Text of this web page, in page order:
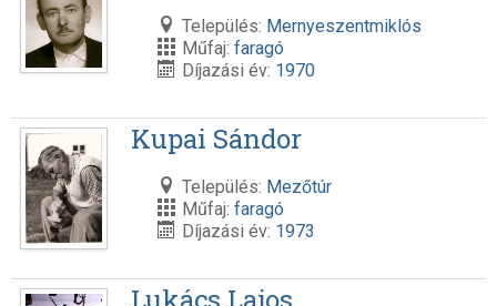
Település: Mernyeszentmiklós
Műfaj: faragó
Díjazási év: 1970
Kupai Sándor
Település: Mezőtúr
Műfaj: faragó
Díjazási év: 1973